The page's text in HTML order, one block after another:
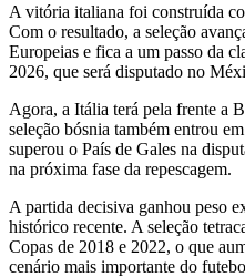
A vitória italiana foi construída
Com o resultado, a seleção
Europeias e fica a um passo da
2026, que será disputado no
Agora, a Itália terá pela frente a
seleção bósnia também entrou
superou o País de Gales na
na próxima fase da repescagem.
A partida decisiva ganhou peso
histórico recente. A seleção
Copas de 2018 e 2022, o que
cenário mais importante do